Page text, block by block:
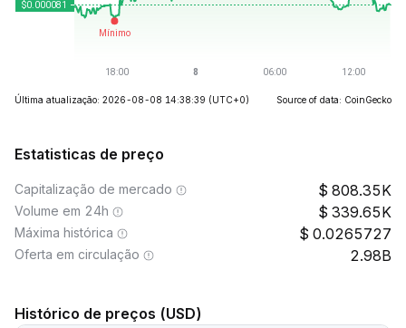
Última atualização: 2026-08-08 14:38:39 (UTC+0) Source of data: CoinGecko
Estatisticas de preço
Capitalização de mercado 808.35K
Volume em 24h 339.65K
Máxima histórica 0.0265727
Oferta em circulação 2.98B
Histórico de preços (USD)